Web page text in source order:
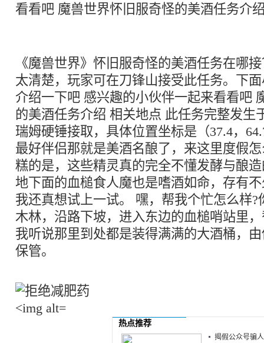
看看吧 魔兽世界怀旧服奇怪的美酒任务介
《魔兽世界》怀旧服奇怪的美酒任务在哪
太清楚，玩家可在刀锋山接受此任务。下
介绍一下吧 感兴趣的小伙伴一起来看看吧
的美酒任务介绍 相关地点 此任务完整发生
瑞姆硬锤接取，具体位置坐标是（37.4，
最好伴侣那就是美酒名酿了，来这里度假
糕的是，这些精灵真的完全不懂发酵与酿
地下面的血槌食人魔也是嗜酒如命，存有
我还真想试上一试。 嘿，帮我个忙怎么样?
木林，沿路下坡，进入东边的血槌哨站里
我听说那里到处都是装得满满的大酒桶，
保管。
热点推荐
揭假公众号骗